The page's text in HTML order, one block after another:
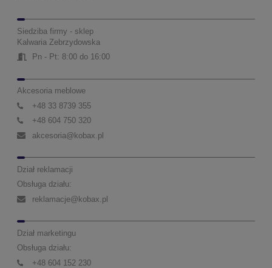
Siedziba firmy - sklep
Kalwaria Zebrzydowska
Pn - Pt: 8:00 do 16:00
Akcesoria meblowe
+48 33 8739 355
+48 604 750 320
akcesoria@kobax.pl
Dział reklamacji
Obsługa działu:
reklamacje@kobax.pl
Dział marketingu
Obsługa działu:
+48 604 152 230